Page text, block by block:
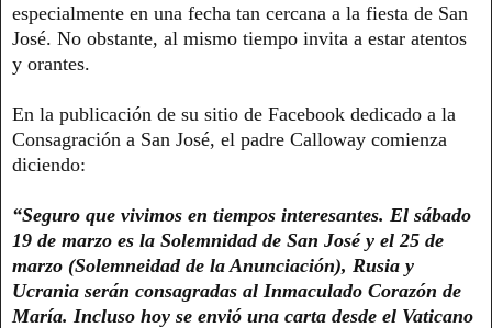
especialmente en una fecha tan cercana a la fiesta de San
José. No obstante, al mismo tiempo invita a estar atentos
y orantes.
En la publicación de su sitio de Facebook dedicado a la
Consagración a San José, el padre Calloway comienza
diciendo:
“Seguro que vivimos en tiempos interesantes. El sábado
19 de marzo es la Solemnidad de San José y el 25 de
marzo (Solemneidad de la Anunciación), Rusia y
Ucrania serán consagradas al Inmaculado Corazón de
María. Incluso hoy se envió una carta desde el Vaticano